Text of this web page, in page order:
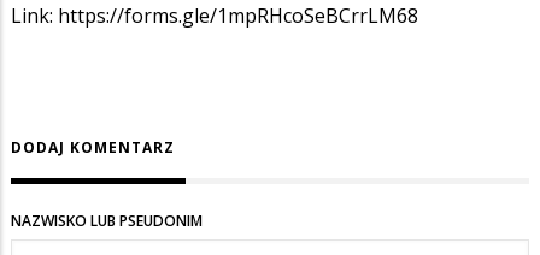
Link: https://forms.gle/1mpRHcoSeBCrrLM68
DODAJ KOMENTARZ
NAZWISKO LUB PSEUDONIM